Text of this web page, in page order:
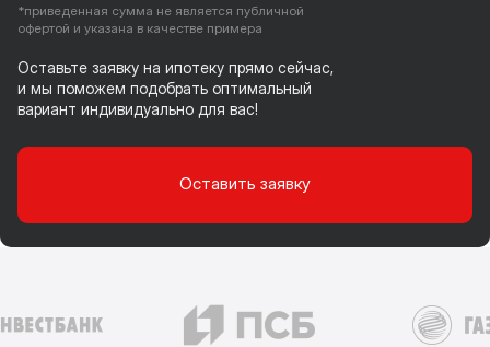
*приведенная сумма не является публичной
офертой и указана в качестве примера
Оставьте заявку на ипотеку прямо сейчас,
и мы поможем подобрать оптимальный
вариант индивидуально для вас!
Оставить заявку